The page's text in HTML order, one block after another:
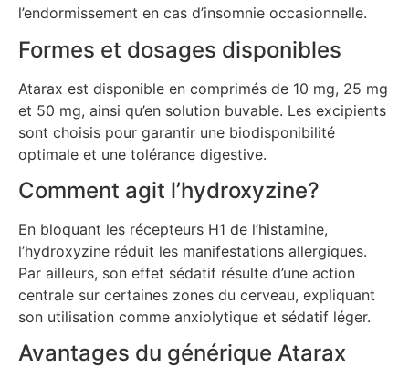
l’endormissement en cas d’insomnie occasionnelle.
Formes et dosages disponibles
Atarax est disponible en comprimés de 10 mg, 25 mg
et 50 mg, ainsi qu’en solution buvable. Les excipients
sont choisis pour garantir une biodisponibilité
optimale et une tolérance digestive.
Comment agit l’hydroxyzine?
En bloquant les récepteurs H1 de l’histamine,
l’hydroxyzine réduit les manifestations allergiques.
Par ailleurs, son effet sédatif résulte d’une action
centrale sur certaines zones du cerveau, expliquant
son utilisation comme anxiolytique et sédatif léger.
Avantages du générique Atarax